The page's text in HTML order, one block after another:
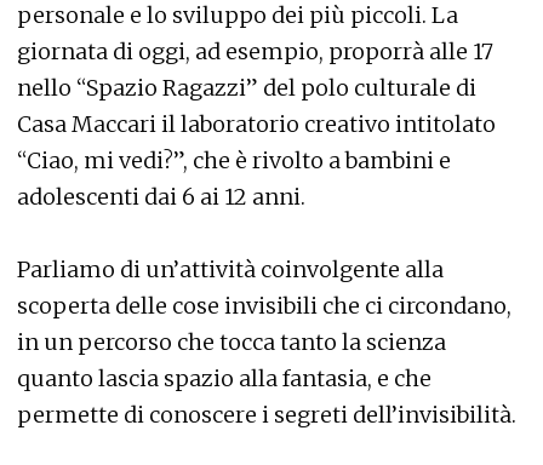
personale e lo sviluppo dei più piccoli. La
giornata di oggi, ad esempio, proporrà alle 17
nello “Spazio Ragazzi” del polo culturale di
Casa Maccari il laboratorio creativo intitolato
“Ciao, mi vedi?”, che è rivolto a bambini e
adolescenti dai 6 ai 12 anni.
Parliamo di un’attività coinvolgente alla
scoperta delle cose invisibili che ci circondano,
in un percorso che tocca tanto la scienza
quanto lascia spazio alla fantasia, e che
permette di conoscere i segreti dell’invisibilità.